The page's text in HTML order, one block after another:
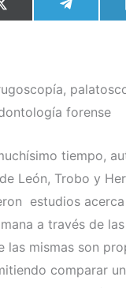
Compartir
en
X
(
t
e
r
en
e
a
m
forense
tiempo,
León, Trobo y
estudios
a través de
las mismas son
comparar